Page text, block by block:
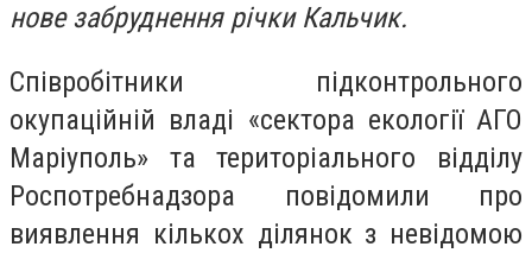
нове забруднення річки Кальчик.
Співробітники підконтрольного
окупаційній владі «сектора екології АГО
Маріуполь» та територіального відділу
Роспотребнадзора повідомили про
виявлення кількох ділянок з невідомою